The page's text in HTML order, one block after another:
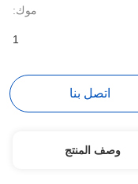
موك:
1
اتصل بنا
وصف المنتج